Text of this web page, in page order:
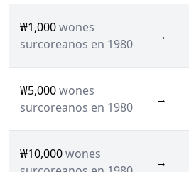
₩1,000wones
surcoreanos en 1980
→
₩5,000wones
surcoreanos en 1980
→
₩10,000wones
→